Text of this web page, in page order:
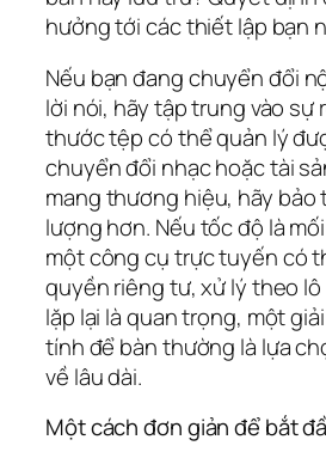
hưởng tới các thiết lập bạn
Nếu bạn đang chuyển đổi
lời nói, hãy tập trung vào sự
thước tệp có thể quản lý
chuyển đổi nhạc hoặc tài
mang thương hiệu, hãy
lượng hơn. Nếu tốc độ là
một công cụ trực tuyến có
quyền riêng tư, xử lý theo
lặp lại là quan trọng, một
tính để bàn thường là lựa
về lâu dài.
Một cách đơn giản để bắt